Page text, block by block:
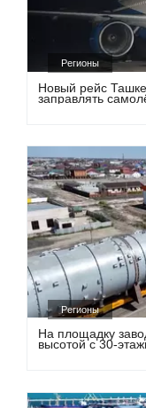
Регионы
Новый рейс
заправлять
Регионы
На площадку
высотой с 30-